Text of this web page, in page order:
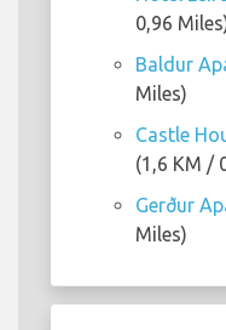
0,96
Baldur
Miles)
Castle
(1,6 KM /
Gerður
Miles)